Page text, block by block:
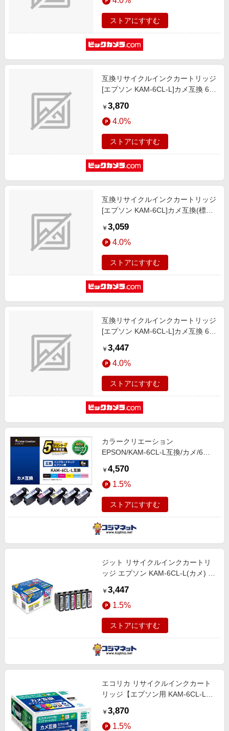
ストアにすすむ
互換リサイクルインクカートリッジ
[エプソン KAM-6CL-L]カメ互換 6色
￥ 3,870
4.0%
ストアにすすむ
互換リサイクルインクカートリッジ
[エプソン KAM-6CL]カメ互換(標準
￥ 3,059
4.0%
ストアにすすむ
互換リサイクルインクカートリッジ
[エプソン KAM-6CL-L]カメ互換 6色
￥ 3,447
4.0%
ストアにすすむ
カラークリエーション
EPSON/KAM-6CL-L互換/カメ/6色
￥ 4,570
1.5%
ストアにすすむ
ジット リサイクルインクカートリ
ッジ エプソン KAM-6CL-L(カメ) 6
￥ 3,447
1.5%
ストアにすすむ
エコリカ リサイクルインクカート
リッジ【エプソン用 KAM-6CL-L互
￥ 3,870
1.5%